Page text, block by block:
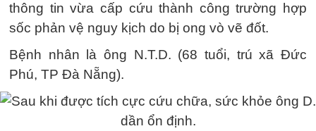
thông tin vừa cấp cứu thành công trường hợp
sốc phản vệ nguy kịch do bị ong vò vẽ đốt.
Bệnh nhân là ông N.T.D. (68 tuổi, trú xã Đức
Phú, TP Đà Nẵng).